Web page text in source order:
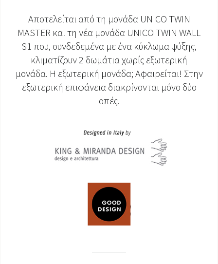
Αποτελείται από τη μονάδα UNICO TWIN
MASTER και τη νέα μονάδα UNICO TWIN WALL
S1 που, συνδεδεμένα με ένα κύκλωμα ψύξης,
κλιματίζουν 2 δωμάτια χωρίς εξωτερική
μονάδα. Η εξωτερική μονάδα; Αφαιρείται! Στην
εξωτερική επιφάνεια διακρίνονται μόνο δύο
οπές.